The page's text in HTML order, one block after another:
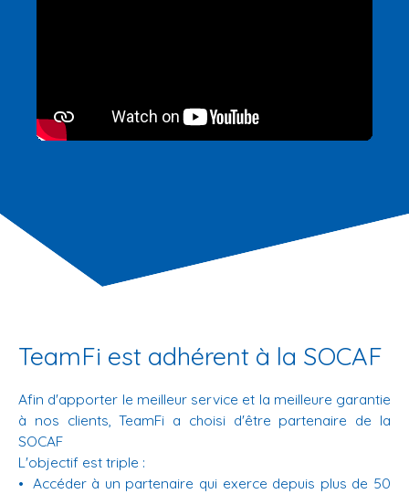
TeamFi est adhérent à la SOCAF
Afin d'apporter le meilleur service et la meilleure garantie
à nos clients, TeamFi a choisi d'être partenaire de la
SOCAF
L'objectif est triple :
Accéder à un partenaire qui exerce depuis plus de 50